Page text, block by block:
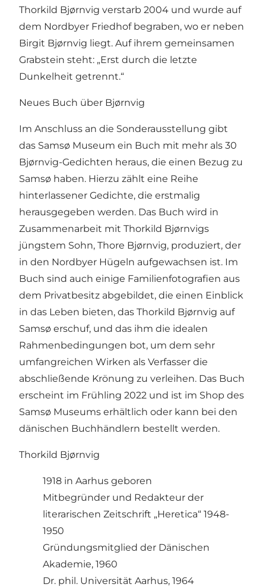
Thorkild Bjørnvig verstarb 2004 und wurde auf
dem Nordbyer Friedhof begraben, wo er neben
Birgit Bjørnvig liegt. Auf ihrem gemeinsamen
Grabstein steht: „Erst durch die letzte
Dunkelheit getrennt.“
Neues Buch über Bjørnvig
Im Anschluss an die Sonderausstellung gibt
das Samsø Museum ein Buch mit mehr als 30
Bjørnvig-Gedichten heraus, die einen Bezug zu
Samsø haben. Hierzu zählt eine Reihe
hinterlassener Gedichte, die erstmalig
herausgegeben werden. Das Buch wird in
Zusammenarbeit mit Thorkild Bjørnvigs
jüngstem Sohn, Thore Bjørnvig, produziert, der
in den Nordbyer Hügeln aufgewachsen ist. Im
Buch sind auch einige Familienfotografien aus
dem Privatbesitz abgebildet, die einen Einblick
in das Leben bieten, das Thorkild Bjørnvig auf
Samsø erschuf, und das ihm die idealen
Rahmenbedingungen bot, um dem sehr
umfangreichen Wirken als Verfasser die
abschließende Krönung zu verleihen. Das Buch
erscheint im Frühling 2022 und ist im Shop des
Samsø Museums erhältlich oder kann bei den
dänischen Buchhändlern bestellt werden.
Thorkild Bjørnvig
1918 in Aarhus geboren
Mitbegründer und Redakteur der
literarischen Zeitschrift „Heretica“ 1948-
1950
Gründungsmitglied der Dänischen
Akademie, 1960
Dr. phil. Universität Aarhus, 1964